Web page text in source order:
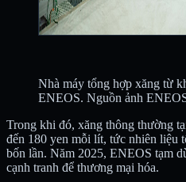
Nhà máy tổng hợp xăng từ
ENEOS. Nguồn ảnh
Trong khi đó, xăng thông thường
đến 180 yen mỗi lít, tức nhiên liệu
bốn lần. Năm 2025, ENEOS tạm
cạnh tranh để thương mại hóa.